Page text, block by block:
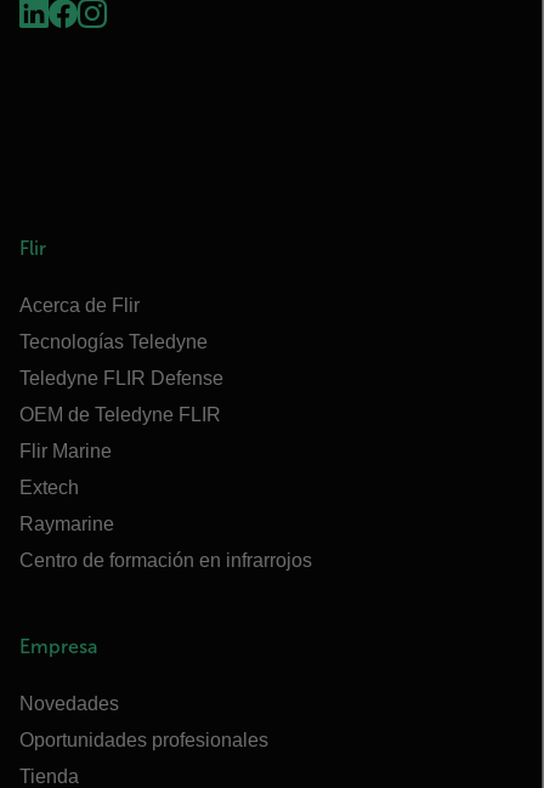
Flir
Acerca de Flir
Tecnologías Teledyne
Teledyne FLIR Defense
OEM de Teledyne FLIR
Flir Marine
Extech
Raymarine
Centro de formación en infrarrojos
Empresa
Novedades
Oportunidades profesionales
Tienda